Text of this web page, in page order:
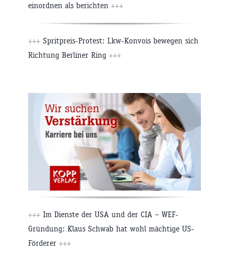
einordnen als berichten +++
+++ Spritpreis-Protest: Lkw-Konvois bewegen sich
Richtung Berliner Ring +++
+++ Im Dienste der USA und der CIA – WEF-
Gründung: Klaus Schwab hat wohl mächtige US-
Förderer +++